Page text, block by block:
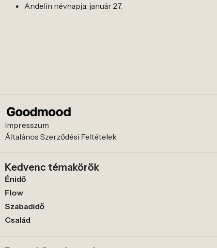
Andelin névnapja: január 27.
Impresszum
Általános Szerződési Feltételek
Kedvenc témakörök
Énidő
Flow
Szabadidő
Család